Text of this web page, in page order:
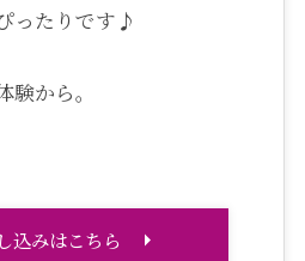
ったりです♪
から。
込みはこちら